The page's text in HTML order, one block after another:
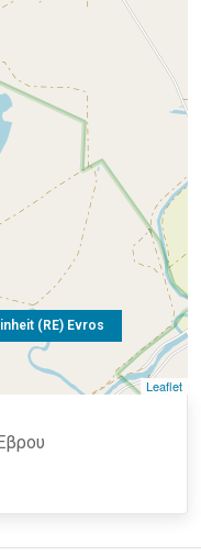
(RE) Evros
Leaflet